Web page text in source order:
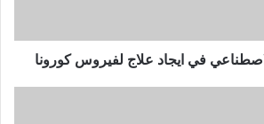
في ايجاد علاج لفيروس كورونا